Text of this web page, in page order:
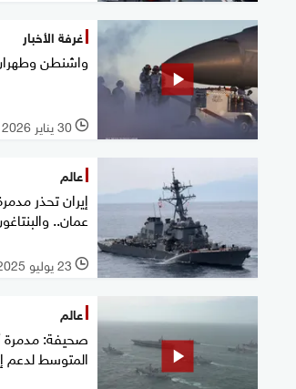
غرفة الأخبار
واشنطن
l 30 يناير 2026
عالم
إيران تحذر
عمان..
l 23 يوليو 2025
عالم
صحيفة: مدمرة
المتوسط ​​لدعم